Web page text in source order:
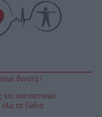
δυνατά !
ουσιαστικών
τα ζώδια